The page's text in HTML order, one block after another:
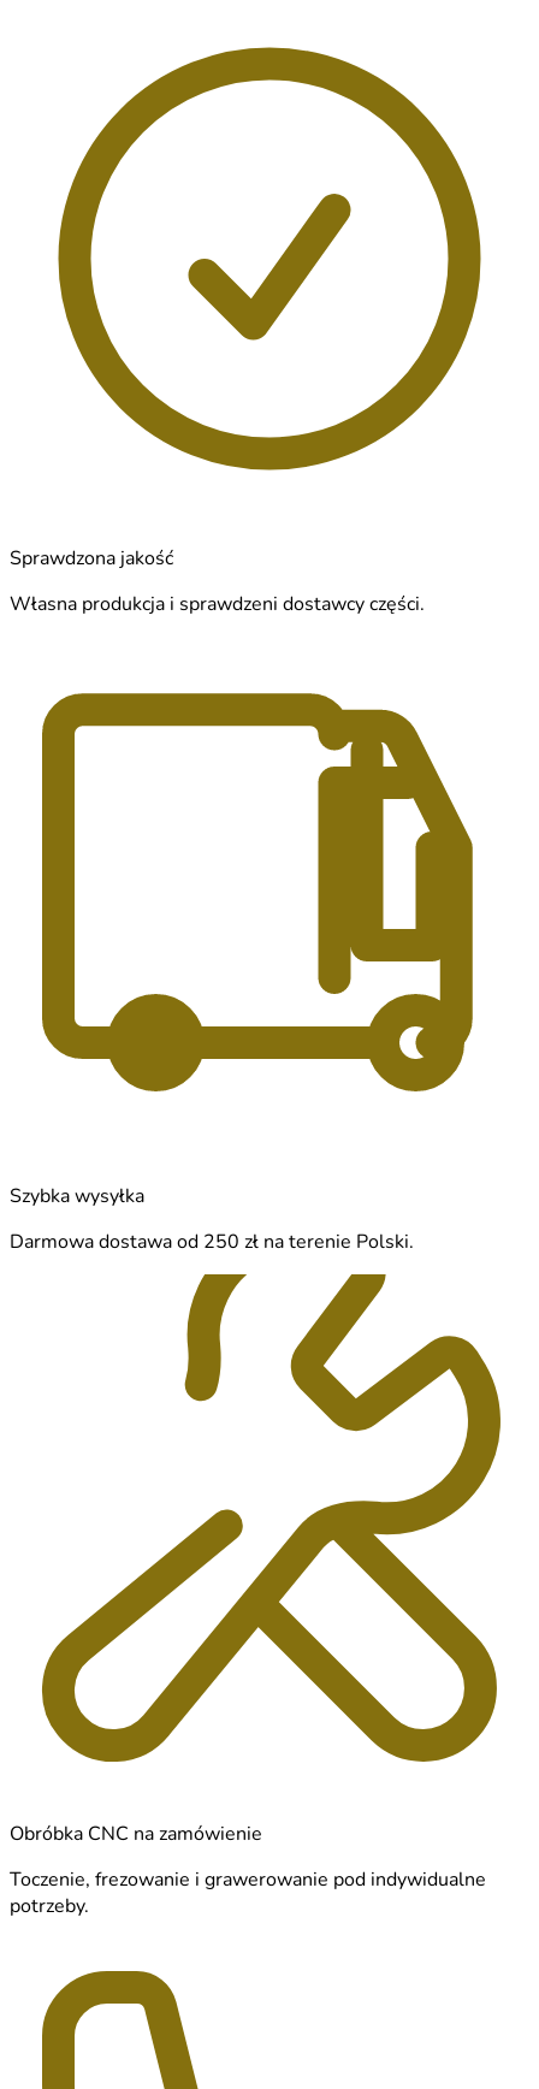
Sprawdzona jakość
Własna produkcja i sprawdzeni dostawcy części.
Szybka wysyłka
Darmowa dostawa od 250 zł na terenie Polski.
Obróbka CNC na zamówienie
Toczenie, frezowanie i grawerowanie pod indywidualne
potrzeby.